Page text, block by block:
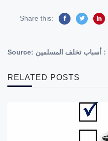
Share this:
Source:
RELATED POSTS